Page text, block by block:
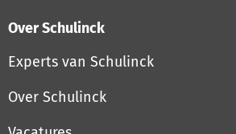
Over Schulinck
Experts van Schulinck
Over Schulinck